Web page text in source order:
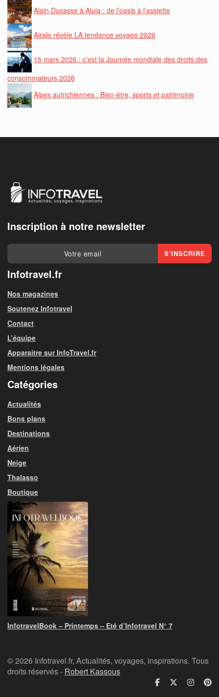
Alain Ducasse à Alula : de l’oasis à l’assiette
Airalo révèle LA tendance voyage 2026
15 mars 2026 : c’est la Journée mondiale des droits des
consommateurs 2026
Alpes autrichiennes : Bien-être, sports et patrimoine
Inscription à notre newsletter
Infotravel.fr
Nos magazines
Soutenez Infotravel
Contact
L’équipe
Apparaitre sur InfoTravel.fr
Mentions légales
Catégories
Actualités
Bons plans
Destinations
Aérien
Neige
Thalasso
Boutique
InfotravelBook – Printemps – Eté d’Infotravel N° 7
© 2026 Infotravel.fr, Actualités, voyages, inspirations. Tous
droits réservés - Robert Kassous